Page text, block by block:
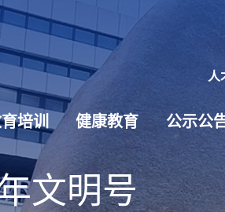
人
培训 健康教育 公示公
文明号